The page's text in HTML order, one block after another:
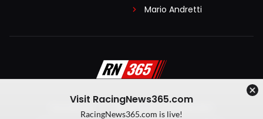
Mario Andretti
Algemene voorwaarden
Visit RacingNews365.com
RacingNews365.com is live!